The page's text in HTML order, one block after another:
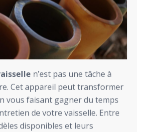
n’est pas une tâche à
Cet appareil peut transformer
vous faisant gagner du temps
de votre vaisselle. Entre
disponibles et leurs